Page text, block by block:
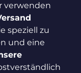
verwenden
speziell zu
und eine